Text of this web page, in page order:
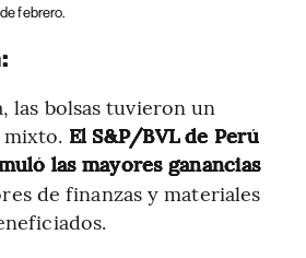
febrero.
las bolsas tuvieron un
El S&P/BVL de Perú
las mayores ganancias
de finanzas y materiales